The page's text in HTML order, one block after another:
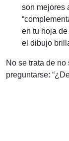
son mejores
en tu hoja
el dibujo
No se trata de
preguntarse: